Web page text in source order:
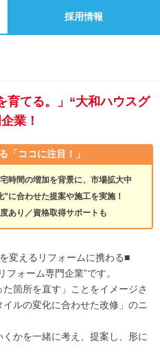
採用情報
育てる。」“大和ハウスグ
業！
「ココに注目！」
時間の増加を背景に、市場拡大中
に合わせた提案や施工を実施！
あり／資格取得サポートも
変えるリフォームに携わる■
ォーム専門企業”です。
箇所を直す」ことをイメージさ
ルの変化に合わせた改修」のニ
かを一緒に考え、提案し、形に